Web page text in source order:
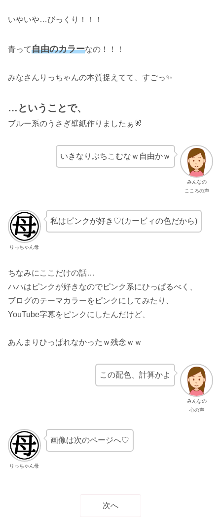
いやいや…びっくり！！！
青って自由のカラーなの！！！
みなさんりっちゃんの本質捉えてて、すごっ✨
…ということで、
ブルー系のうさぎ壁紙作りましたぁ🐰
みんなの
こころの声
いきなりぶちこむなｗ自由かｗ
りっちゃん母
私はピンクが好き♡(カービィの色だから)
ちなみにここだけの話…
ハハはピンクが好きなのでピンク系にひっぱるべく、
ブログのテーマカラーをピンクにしてみたり、
YouTube字幕をピンクにしたんだけど、
あんまりひっぱれなかったｗ残念ｗｗ
みんなの
心の声
この配色、計算かよ
りっちゃん母
画像は次のページへ♡
次へ